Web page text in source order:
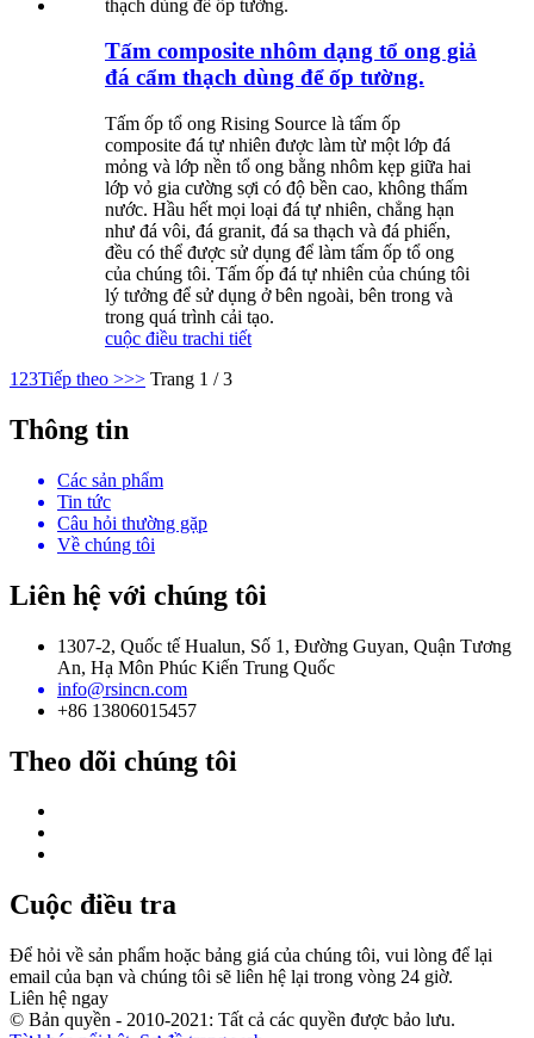
Tấm composite nhôm dạng tổ ong giả
đá cẩm thạch dùng để ốp tường.
Tấm ốp tổ ong Rising Source là tấm ốp
composite đá tự nhiên được làm từ một lớp đá
mỏng và lớp nền tổ ong bằng nhôm kẹp giữa hai
lớp vỏ gia cường sợi có độ bền cao, không thấm
nước. Hầu hết mọi loại đá tự nhiên, chẳng hạn
như đá vôi, đá granit, đá sa thạch và đá phiến,
đều có thể được sử dụng để làm tấm ốp tổ ong
của chúng tôi. Tấm ốp đá tự nhiên của chúng tôi
lý tưởng để sử dụng ở bên ngoài, bên trong và
trong quá trình cải tạo.
cuộc điều trachi tiết
1 23Tiếp theo >>> Trang 1 / 3
Thông tin
Các sản phẩm
Tin tức
Câu hỏi thường gặp
Về chúng tôi
Liên hệ với chúng tôi
1307-2, Quốc tế Hualun, Số 1, Đường Guyan, Quận Tương
An, Hạ Môn Phúc Kiến Trung Quốc
info@rsincn.com
+86 13806015457
Theo dõi chúng tôi
Cuộc điều tra
Để hỏi về sản phẩm hoặc bảng giá của chúng tôi, vui lòng để lại
email của bạn và chúng tôi sẽ liên hệ lại trong vòng 24 giờ.
Liên hệ ngay
© Bản quyền - 2010-2021: Tất cả các quyền được bảo lưu.